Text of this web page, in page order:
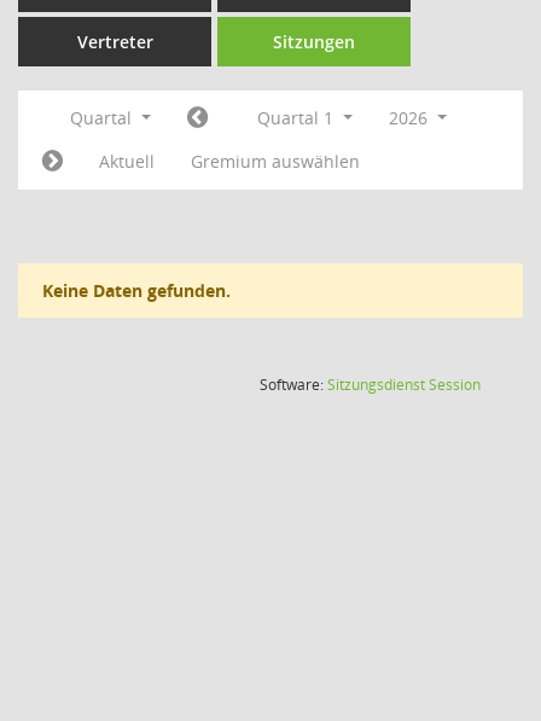
Vertreter Sitzungen
Quartal Quartal 1
2026
Aktuell
Gremium auswählen
Keine Daten gefunden.
Software:SitzungsdienstSession(Wird in